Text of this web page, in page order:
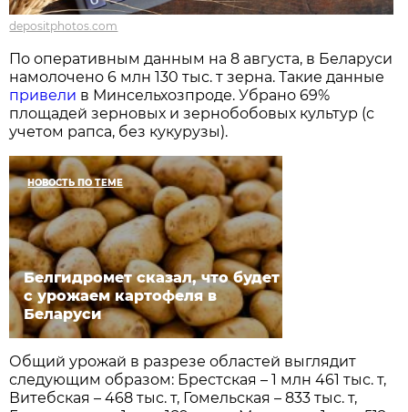
depositphotos.com
По оперативным данным на 8 августа, в Беларуси
намолочено 6 млн 130 тыс. т зерна. Такие данные
привели в Минсельхозпроде. Убрано 69%
площадей зерновых и зернобобовых культур (с
учетом рапса, без кукурузы).
НОВОСТЬ ПО ТЕМЕ
Белгидромет сказал, что будет
с урожаем картофеля в
Беларуси
Общий урожай в разрезе областей выглядит
следующим образом: Брестская – 1 млн 461 тыс. т,
Витебская – 468 тыс. т, Гомельская – 833 тыс. т,